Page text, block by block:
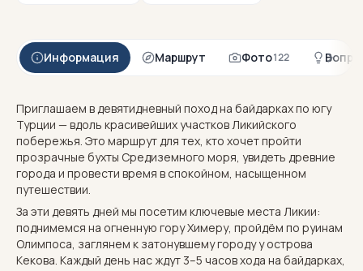
Информация Маршрут Фото122
Приглашаем в девятидневный поход на байдарках по югу
Турции — вдоль красивейших участков Ликийского
побережья. Это маршрут для тех, кто хочет пройти
прозрачные бухты Средиземного моря, увидеть древние
города и провести время в спокойном, насыщенном
путешествии.
За эти девять дней мы посетим ключевые места Ликии:
поднимемся на огненную гору Химеру, пройдём по руинам
Олимпоса, заглянем к затонувшему городу у острова
Кекова. Каждый день нас ждут 3–5 часов хода на байдарках,